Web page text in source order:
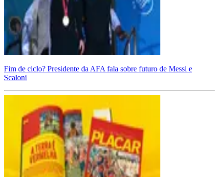
Fim de ciclo? Presidente da AFA fala sobre futuro de Messi e
Scaloni